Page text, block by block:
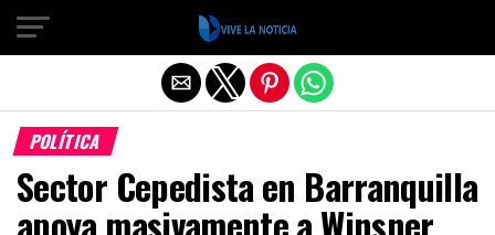
POLÍTICA
Sector Cepedista en Barranquilla
apoya masivamente a Winsner
Salir de la versión móvil